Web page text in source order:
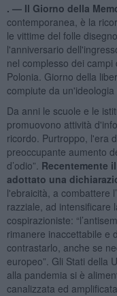
. — Il Giorno della
contemporanea, è la
le vittime del folle
l'anniversario
nel complesso dei
Polonia. Giorno della
compiute da
Da anni le scuole e le
promuovono attività
ricordo. Purtroppo, l'era
preoccupante aumento
d’odio”. Recentemente
adottato una
l'ebraicità, a combattere
razziale, ad intensificare
cospirazioniste:
rimanere inaccettabile e
contrastarlo, anche se
europeo”. Gli Stati della
alla pandemia si è
canalizzata ed